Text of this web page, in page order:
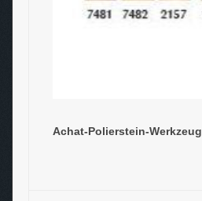
Achat-Polierstein-Werkzeug